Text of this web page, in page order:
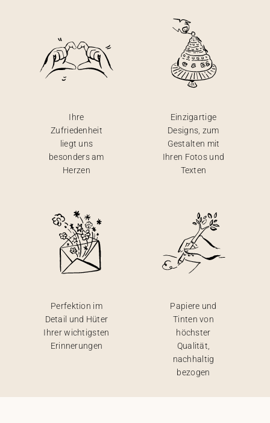
Ihre
Zufriedenheit
liegt uns
besonders am
Herzen
Einzigartige
Designs, zum
Gestalten mit
Ihren Fotos und
Texten
Perfektion im
Detail und Hüter
Ihrer wichtigsten
Erinnerungen
Papiere und
Tinten von
höchster
Qualität,
nachhaltig
bezogen